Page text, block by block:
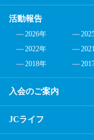
活動報告
2026年
2022年
2018年
入会のご案内
JCライフ